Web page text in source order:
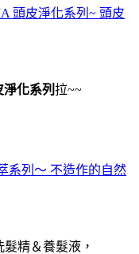
頭皮淨化系列~ 頭皮
化系列 拉~~
系列～ 不造作的自然
髮精＆養髮液，